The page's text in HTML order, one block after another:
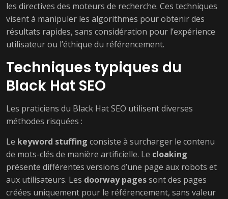
les directives des moteurs de recherche. Ces techniques
visent à manipuler les algorithmes pour obtenir des
résultats rapides, sans considération pour l’expérience
utilisateur ou l’éthique du référencement.
Techniques typiques du
Black Hat SEO
Les praticiens du Black Hat SEO utilisent diverses
méthodes risquées :
Le keyword stuffing consiste à surcharger le contenu
de mots-clés de manière artificielle. Le cloaking
présente différentes versions d’une page aux robots et
aux utilisateurs. Les doorway pagessont des pages
créées uniquement pour le référencement, sans valeur